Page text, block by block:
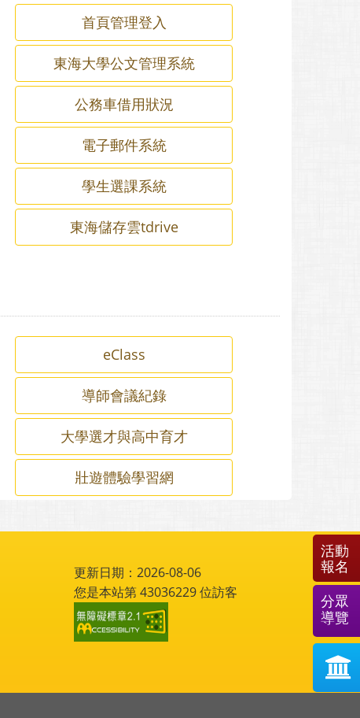
首頁管理登入
東海大學公文管理系統
公務車借用狀況
電子郵件系統
學生選課系統
東海儲存雲tdrive
eClass
導師會議紀錄
大學選才與高中育才
壯遊體驗學習網
更新日期：2026-08-06
您是本站第43036229位訪客
活動
報名
分眾
導覽